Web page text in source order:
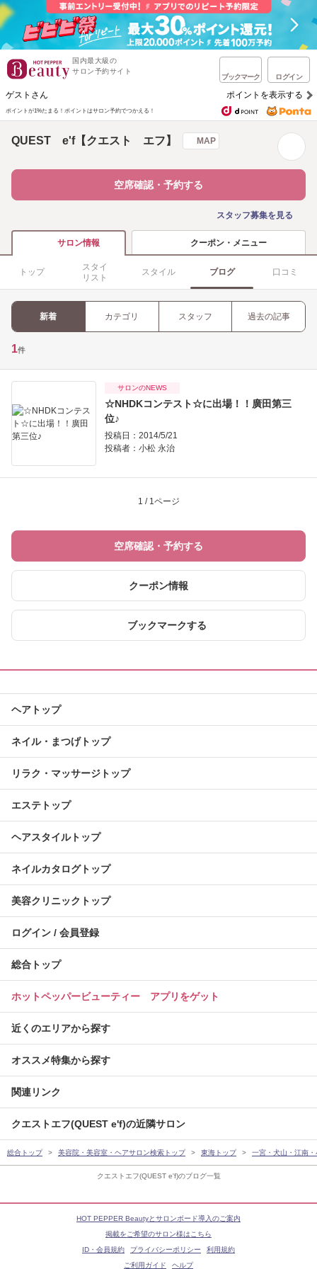
国内最大級の
サロン予約サイト
ブックマーク ログイン
ゲストさん ポイントを表示する
ポイントが1%たまる！ ポイントはサロン予約でつかえる！
クエストエフ(QUEST e'f)のブログ一覧
QUEST e'f【クエスト エフ】 MAP
空席確認・予約する
スタッフ募集を見る
サロン情報 クーポン・メニュー
トップ
スタイ
リスト
スタイル ブログ 口コミ
新着 カテゴリ スタッフ 過去の記事
1件
サロンのNEWS
☆NHDKコンテスト☆に出場！！廣田第三
位♪
投稿日：2014/5/21
投稿者： 小松 永治
1 / 1ページ
空席確認・予約する
クーポン情報
ブックマークする
ヘアトップ
ネイル・まつげトップ
リラク・マッサージトップ
エステトップ
ヘアスタイルトップ
ネイルカタログトップ
美容クリニックトップ
ログイン / 会員登録
総合トップ
ホットペッパービューティー アプリをゲット
近くのエリアから探す
オススメ特集から探す
関連リンク
クエストエフ(QUEST e'f)の近隣サロン
総合トップ 美容院・美容室・ヘアサロン検索トップ 東海トップ 一宮・犬山・江南
HOT PEPPER Beautyとサロンボード導入のご案内
掲載をご希望のサロン様はこちら
ID・会員規約
プライバシーポリシー
利用規約
ご利用ガイド
ヘルプ